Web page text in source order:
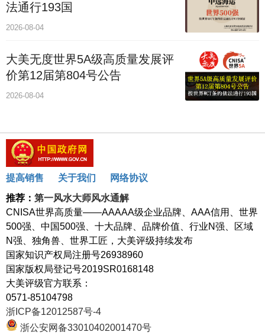
法通行193国
2026-08-04
大美无度世界5A级高质量发展评
价第12届第804号公告
2026-08-04
提高销售 关于我们
网络协议
推荐： 第一风水大师风水通解
CNISA世界高质量——AAAAA级企业品牌、AAA信用、世界
500强、中国500强、十大品牌、品牌价值、行业N强、区域
N强、独角兽、世界工匠，大美评级持续发布
国家知识产权局注册号26938960
国家版权局登记号2019SR0168148
大美评级官方联系：
0571-85104798
浙ICP备12012587号-4
浙公安网备33010402001470号